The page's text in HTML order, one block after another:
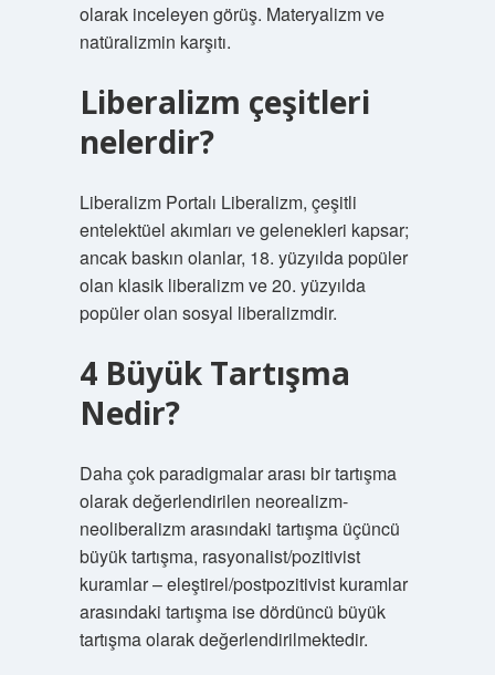
olarak inceleyen görüş. Materyalizm ve
natüralizmin karşıtı.
Liberalizm çeşitleri
nelerdir?
Liberalizm Portalı Liberalizm, çeşitli
entelektüel akımları ve gelenekleri kapsar;
ancak baskın olanlar, 18. yüzyılda popüler
olan klasik liberalizm ve 20. yüzyılda
popüler olan sosyal liberalizmdir.
4 Büyük Tartışma
Nedir?
Daha çok paradigmalar arası bir tartışma
olarak değerlendirilen neorealizm-
neoliberalizm arasındaki tartışma üçüncü
büyük tartışma, rasyonalist/pozitivist
kuramlar – eleştirel/postpozitivist kuramlar
arasındaki tartışma ise dördüncü büyük
tartışma olarak değerlendirilmektedir.